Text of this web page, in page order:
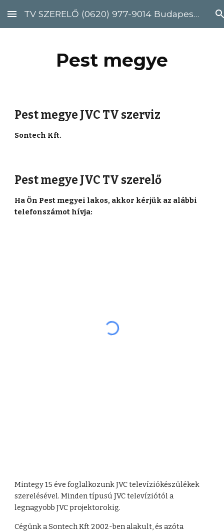
Skip to main content Skip to navigation
TV SZERELŐ (0620) 977-9014 Budapest, Pest megye
Pest megye
Pest megye JVC TV szerviz
Sontech Kft.
Pest megye JVC TV szerelő
Ha Ön Pest megyei lakos, akkor kérjük az alábbi
telefonszámot hívja:
Mintegy 15 éve foglalkozunk JVC televíziókészülékek
szerelésével. Minden típusú JVC televíziótól a
legnagyobb JVC projektorokig.
Cégünk a Sontech Kft 2002-ben alakult, és azóta